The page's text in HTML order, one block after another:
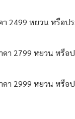
า 2499 หยวน หรือป
คา 2799 หยวน หรือ
คา 2999 หยวน หรือ